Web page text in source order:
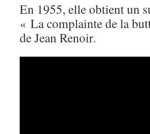
En 1955, elle obtient un
« La complainte de la
de Jean Renoir.